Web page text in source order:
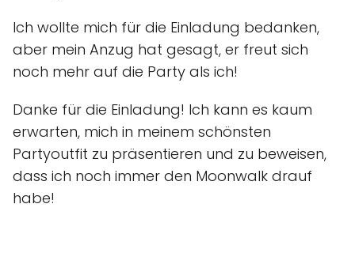
Ich wollte mich für die Einladung bedanken,
aber mein Anzug hat gesagt, er freut sich
noch mehr auf die Party als ich!
Danke für die Einladung! Ich kann es kaum
erwarten, mich in meinem schönsten
Partyoutfit zu präsentieren und zu beweisen,
dass ich noch immer den Moonwalk drauf
habe!